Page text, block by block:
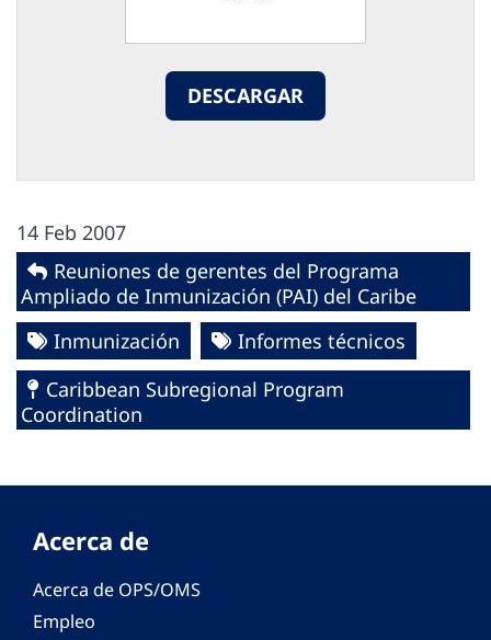
DESCARGAR
14 Feb 2007
Reuniones de gerentes del Programa
Ampliado de Inmunización (PAI) del Caribe
Inmunización
Informes técnicos
Caribbean Subregional Program
Coordination
Acerca de
Acerca de OPS/OMS
Empleo